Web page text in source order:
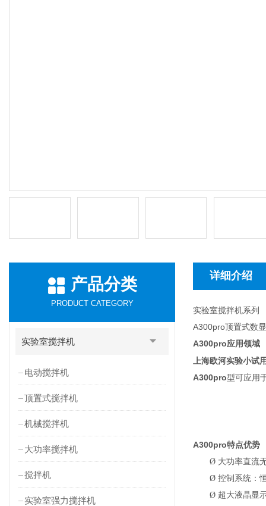
产品分类
PRODUCT CATEGORY
实验室搅拌机
电动搅拌机
顶置式搅拌机
机械搅拌机
大功率搅拌机
搅拌机
实验室强力搅拌机
详细介绍
实验室搅拌机系列
A300pro顶置式数
A300pro应用领域
上海欧河实验小试
A300pro型可应用
A300pro特点优势
Ø 大功率直流
Ø 控制系统：
Ø 超大液晶显